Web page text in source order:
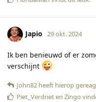
Japio 29 okt. 2024
Ik ben benieuwd of er
verschijnt
John82 heeft hierop
Piet_Verdrieten Zingo